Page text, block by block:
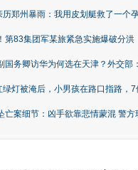
历郑州暴雨：我用皮划艇救了一个
第83集团军某旅紧急实施爆破分洪
国务卿访华为何选在天津？外交部
绿灯被淹后，小男孩在路口指路，7
亡案细节：凶手欲靠悲情蒙混 警方